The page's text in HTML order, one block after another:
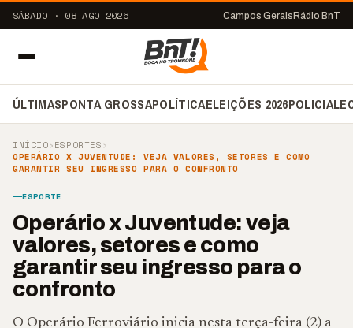
SÁBADO · 08 AGO 2026 Campos Gerais Rádio BnT
ÚLTIMASPONTA GROSSAPOLÍTICAELEIÇÕES 2026POLICIAL
INÍCIO›ESPORTES ›
OPERÁRIO X JUVENTUDE: VEJA VALORES, SETORES E COMO
GARANTIR SEU INGRESSO PARA O CONFRONTO
ESPORTE
Operário x Juventude: veja
valores, setores e como
garantir seu ingresso para o
confronto
O Operário Ferroviário inicia nesta terça-feira (2) a